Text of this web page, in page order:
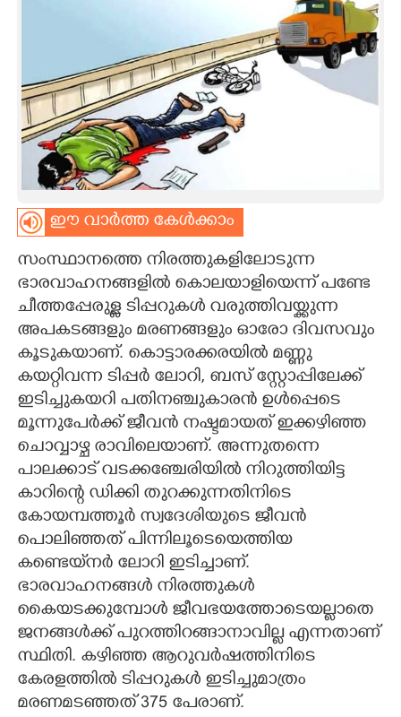
INFO+
ART
CARTOONS
LITERATURE
ZOOM
CONTACT US
ഈ വാർത്ത കേൾക്കാം
സംസ്ഥാനത്തെ നിരത്തുകളിലോടുന്ന
ഭാരവാഹനങ്ങളിൽ കൊലയാളിയെന്ന് പണ്ടേ
ചീത്തപ്പേരുള്ള ടിപ്പറുകൾ വരുത്തിവയ്ക്കുന്ന
അപകടങ്ങളും മരണങ്ങളും ഓരോ ദിവസവും
കൂടുകയാണ്. കൊട്ടാരക്കരയിൽ മണ്ണു
കയറ്റിവന്ന ടിപ്പർ ലോറി, ബസ് സ്റ്റോപ്പിലേക്ക്
ഇടിച്ചുകയറി പതിനഞ്ചുകാരൻ ഉൾപ്പെടെ
മൂന്നുപേർക്ക് ജീവൻ നഷ്ടമായത് ഇക്കഴിഞ്ഞ
ചൊവ്വാഴ്ച രാവിലെയാണ്. അന്നുതന്നെ
പാലക്കാട് വടക്കഞ്ചേരിയിൽ നിറുത്തിയിട്ട
കാറിന്റെ ഡിക്കി തുറക്കുന്നതിനിടെ
കോയമ്പത്തൂർ സ്വദേശിയുടെ ജീവൻ
പൊലിഞ്ഞത് പിന്നിലൂടെയെത്തിയ
കണ്ടെയ്‌നർ ലോറി ഇടിച്ചാണ്.
ഭാരവാഹനങ്ങൾ നിരത്തുകൾ
കൈയടക്കുമ്പോൾ ജീവഭയത്തോടെയല്ലാതെ
ജനങ്ങൾക്ക് പുറത്തിറങ്ങാനാവില്ല എന്നതാണ്
സ്ഥിതി. കഴിഞ്ഞ ആറുവർഷത്തിനിടെ
കേരളത്തിൽ ടിപ്പറുകൾ ഇടിച്ചുമാത്രം
മരണമടഞ്ഞത് 375 പേരാണ്.